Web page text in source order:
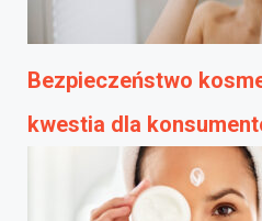
Bezpieczeństwo
kwestia dla